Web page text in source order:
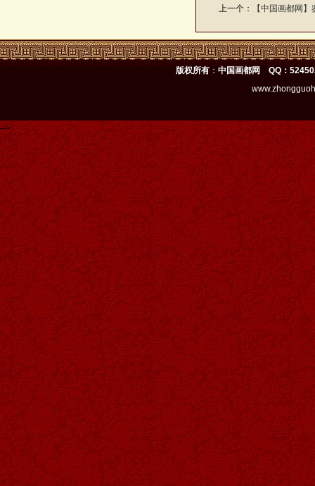
上一个： 【中国画都网
版权所有 ： 中国画都网 QQ：
-->